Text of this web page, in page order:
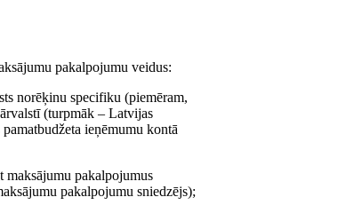
pakalpojumu veidus:
norēķinu specifiku (piemēram,
(turpmāk – Latvijas
ieņēmumu kontā
maksājumu pakalpojumus
pakalpojumu sniedzējs);